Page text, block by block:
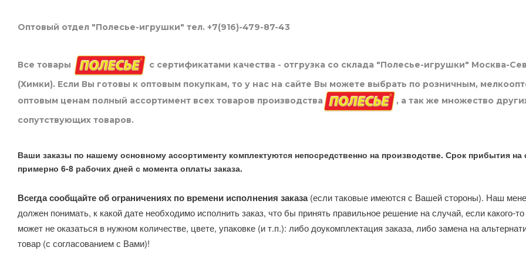
Оптовый отдел "Полесье-игрушки" тел. +7(916)-479-87-43
Все товары
с сертификатами качества - отгрузка со склада "Полесье-игрушки" Москва-
(Химки). Если Вы готовы к оптовым покупкам, то у нас на сайте Вы можете выбрать по розничным,
оптовым ценам полный ассортимент всех товаров производства
, а так же множество
сопутствующих товаров.
Ваши заказы по нашему основному ассортименту комплектуются непосредственно на производстве. Срок прибытия на
примерно 6-8 рабочих дней с момента оплаты заказа.
Всегда сообщайте об ограничениях по времени исполнения заказа(если таковые имеются с Вашей стороны). Наш
должен понимать, к какой дате необходимо исполнить заказ, что бы принять правильное решение на случай, если какого-
может не оказаться в нужном количестве, цвете, упаковке (и т.п.): либо доукомплектация заказа, либо замена на
товар (с согласованием с Вами)!